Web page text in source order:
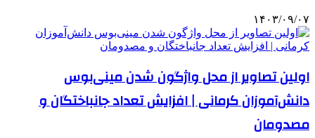
۱۴۰۳/۰۹/۰۷
اولین تصاویر از محل واژگون شدن مینی‌بوس
دانش‌آموزان کرمانی | افزایش تعداد جانباختگان و
مصدومان